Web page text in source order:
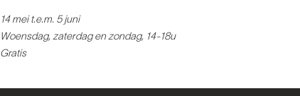
14 mei t.e.m. 5 juni
Woensdag, zaterdag en zondag, 14-18u
Gratis